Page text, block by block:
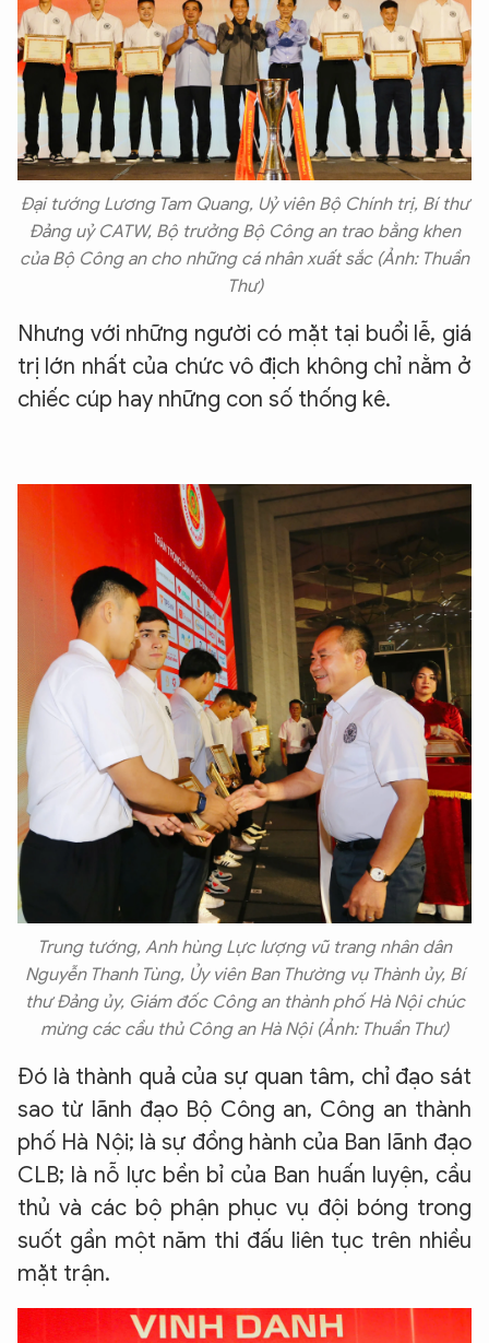
Đại tướng Lương Tam Quang, Uỷ viên Bộ Chính trị, Bí thư
Đảng uỷ CATW, Bộ trưởng Bộ Công an trao bằng khen
của Bộ Công an cho những cá nhân xuất sắc (Ảnh: Thuần
Thư)
Nhưng với những người có mặt tại buổi lễ, giá
trị lớn nhất của chức vô địch không chỉ nằm ở
chiếc cúp hay những con số thống kê.
Trung tướng, Anh hùng Lực lượng vũ trang nhân dân
Nguyễn Thanh Tùng, Ủy viên Ban Thường vụ Thành ủy, Bí
thư Đảng ủy, Giám đốc Công an thành phố Hà Nội chúc
mừng các cầu thủ Công an Hà Nội (Ảnh: Thuần Thư)
Đó là thành quả của sự quan tâm, chỉ đạo sát
sao từ lãnh đạo Bộ Công an, Công an thành
phố Hà Nội; là sự đồng hành của Ban lãnh đạo
CLB; là nỗ lực bền bỉ của Ban huấn luyện, cầu
thủ và các bộ phận phục vụ đội bóng trong
suốt gần một năm thi đấu liên tục trên nhiều
mặt trận.